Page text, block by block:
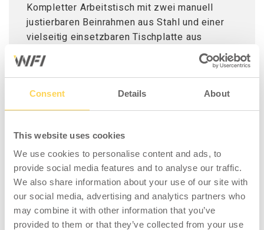
Consent Details About
This website uses cookies
We use cookies to personalise content and ads, to
provide social media features and to analyse our traffic.
We also share information about your use of our site with
our social media, advertising and analytics partners who
may combine it with other information that you’ve
provided to them or that they’ve collected from your use
Kompletter Arbeitstisch mit zwei manuell
justierbaren Beinrahmen aus Stahl und einer
vielseitig einsetzbaren Tischplatte aus
Holzverbundfaser (1600x800x40 mm).
Maximale Belastung 500 kg verteiltes
Gewicht. Minimale Höhe 745 mm, maximale
Höhe 1015 mm. Die Tischplatte aus
Holzverbundfaser ist für einfache Montage-
Ölunempfindliche und materialschonende
Oberfläche. Kante in grau ABS. Die Tischplatte
hat einen massiven Holzkern und ist mit einer
Holzfaserplatte verleimt.